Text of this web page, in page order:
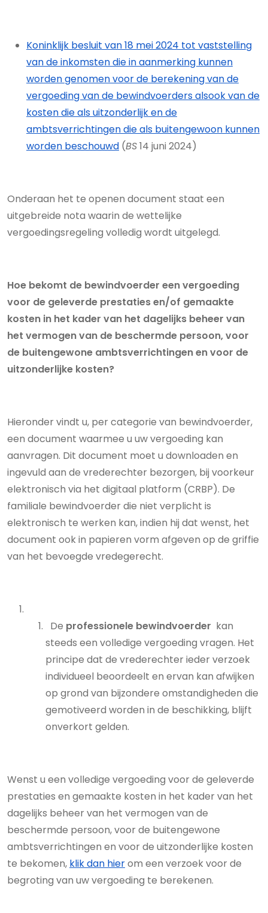
Koninklijk besluit van 18 mei 2024 tot vaststelling
van de inkomsten die in aanmerking kunnen
worden genomen voor de berekening van de
vergoeding van de bewindvoerders alsook van de
kosten die als uitzonderlijk en de
ambtsverrichtingen die als buitengewoon kunnen
worden beschouwd (BS14 juni 2024)
Onderaan het te openen document staat een
uitgebreide nota waarin de wettelijke
vergoedingsregeling volledig wordt uitgelegd.
Hoe bekomt de bewindvoerder een vergoeding
voor de geleverde prestaties en/of gemaakte
kosten in het kader van het dagelijks beheer van
het vermogen van de beschermde persoon, voor
de buitengewone ambtsverrichtingen en voor de
uitzonderlijke kosten?
Hieronder vindt u, per categorie van bewindvoerder,
een document waarmee u uw vergoeding kan
aanvragen. Dit document moet u downloaden en
ingevuld aan de vrederechter bezorgen, bij voorkeur
elektronisch via het digitaal platform (CRBP). De
familiale bewindvoerder die niet verplicht is
elektronisch te werken kan, indien hij dat wenst, het
document ook in papieren vorm afgeven op de griffie
van het bevoegde vredegerecht.
De professionele bewindvoerder kan
steeds een volledige vergoeding vragen. Het
principe dat de vrederechter ieder verzoek
individueel beoordeelt en ervan kan afwijken
op grond van bijzondere omstandigheden die
gemotiveerd worden in de beschikking, blijft
onverkort gelden.
Wenst u een volledige vergoeding voor de geleverde
prestaties en gemaakte kosten in het kader van het
dagelijks beheer van het vermogen van de
beschermde persoon, voor de buitengewone
ambtsverrichtingen en voor de uitzonderlijke kosten
te bekomen, klik dan hierom een verzoek voor de
begroting van uw vergoeding te berekenen.